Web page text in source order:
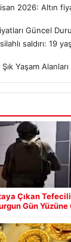
2026: Altın
Güncel
saldırı: 19
Yaşam Alanları
Çıkan
Gün Yüzüne